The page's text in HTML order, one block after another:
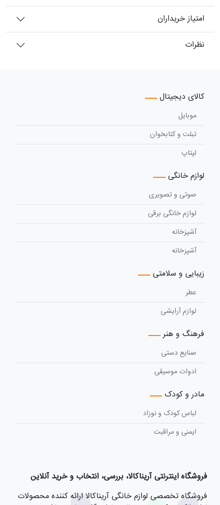
امتیاز خریداران
نظرات
فروشگاه اینترنتی آریناکالا، بررسی، انتخاب و خرید آنلاین
فروشگاه تخصصی لوازم خانگی آریناکالا ارائه کننده محصولات
کالای دیجیتال
موبایل
تبلت و کتابخوان
لپتاپ
لوازم خانگی
صوتی و تصویری
لوازم خانگی برقی
آشپزخانه
آشپزخانه
زیبایی و سلامتی
عطر
لوازم آرایشی
فرهنگ و هنر
صنایع دستی
ادوات موسیقی
مادر و کودک
لباس کودک و نوزاد
ایمنی و مراقبت